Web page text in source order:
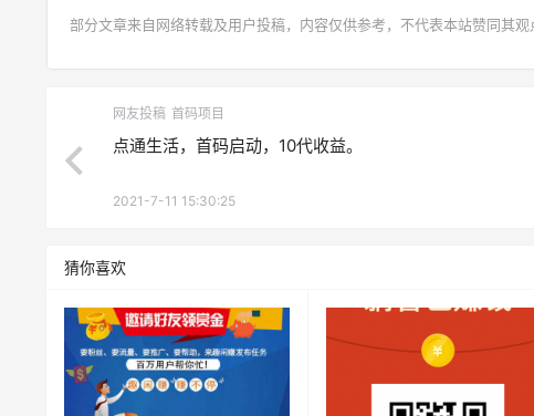
部分文章来自网络转载及用户投稿，内容仅供参考，不代表本站赞同其
网友投稿 首码项目
点通生活，首码启动，10代收益。
2021-7-11 15:30:25
猜你喜欢